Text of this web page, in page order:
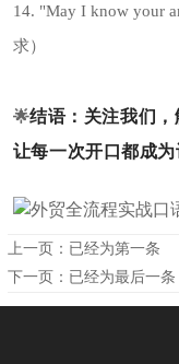
14. "May I know your
求）
🌟结语： 关注我们，
让每一次开口都成为
上一页：已经为第一条
下一页：已经为最后一条